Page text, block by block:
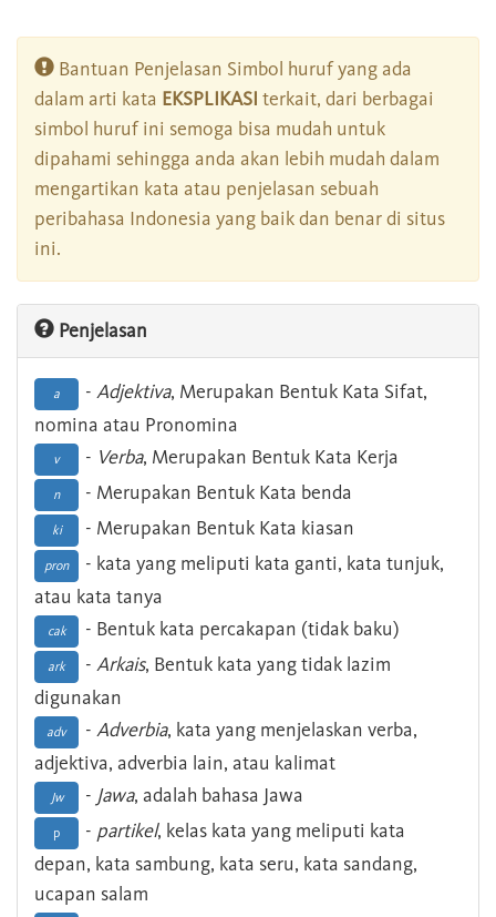
Bantuan Penjelasan Simbol huruf yang ada
dalam arti kata EKSPLIKASI terkait, dari berbagai
simbol huruf ini semoga bisa mudah untuk
dipahami sehingga anda akan lebih mudah dalam
mengartikan kata atau penjelasan sebuah
peribahasa Indonesia yang baik dan benar di situs
ini.
Penjelasan
a - Adjektiva, Merupakan Bentuk Kata Sifat,
nomina atau Pronomina
v - Verba, Merupakan Bentuk Kata Kerja
n - Merupakan Bentuk Kata benda
ki - Merupakan Bentuk Kata kiasan
pron
- kata yang meliputi kata ganti, kata tunjuk,
atau kata tanya
cak - Bentuk kata percakapan (tidak baku)
ark - Arkais, Bentuk kata yang tidak lazim
digunakan
adv - Adverbia, kata yang menjelaskan verba,
adjektiva, adverbia lain, atau kalimat
Jw - Jawa, adalah bahasa Jawa
p - partikel, kelas kata yang meliputi kata
depan, kata sambung, kata seru, kata sandang,
ucapan salam